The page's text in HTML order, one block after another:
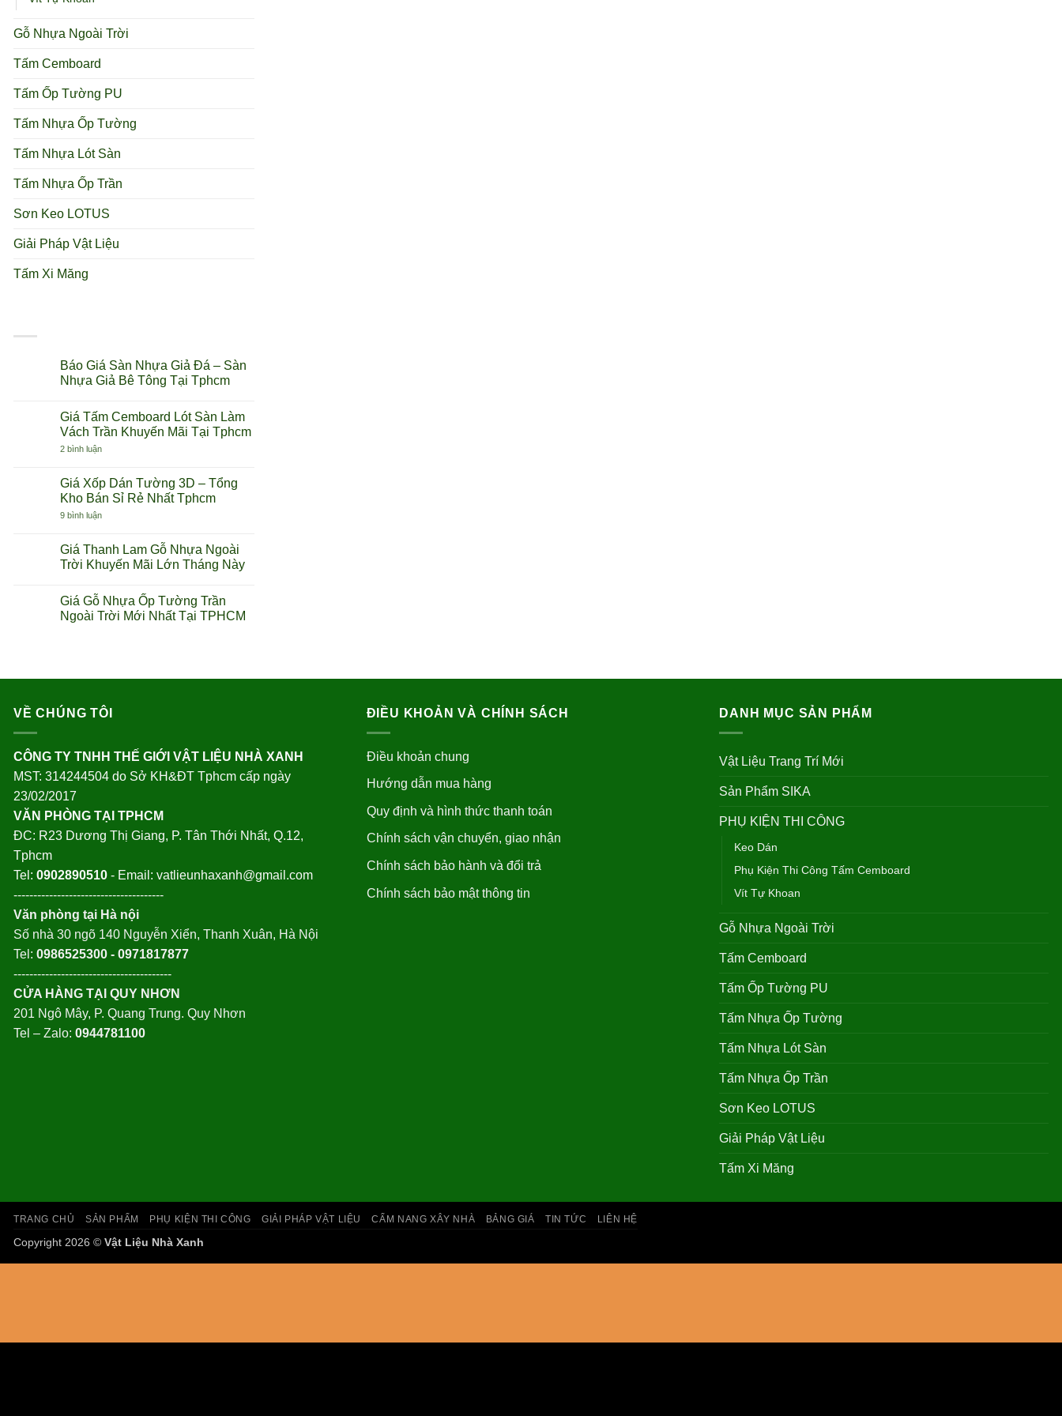
Gỗ Nhựa Ngoài Trời
Tấm Cemboard
Tấm Ốp Tường PU
Tấm Nhựa Ốp Tường
Tấm Nhựa Lót Sàn
Tấm Nhựa Ốp Trần
Sơn Keo LOTUS
Giải Pháp Vật Liệu
Tấm Xi Măng
Báo Giá Sàn Nhựa Giả Đá – Sàn
Nhựa Giả Bê Tông Tại Tphcm
bình
luận
ở
Báo
Nhựa
Giả
Đá
Sàn
Bê
Tông
Tại
Giá Tấm Cemboard Lót Sàn Làm
Vách Trần Khuyến Mãi Tại Tphcm
2 bình luậnở
Cemboard
Lót
Sàn
Vách
Mãi
Tại
Tphcm
Giá Xốp Dán Tường 3D – Tổng
Kho Bán Sỉ Rẻ Nhất Tphcm
9 bình luậnở
Dán
Tường
3D
Kho
Bán
Sỉ
Giá Thanh Lam Gỗ Nhựa Ngoài
Trời Khuyến Mãi Lớn Tháng Này
bình
luận
ở
Khuyến
Mãi
Giá Gỗ Nhựa Ốp Tường Trần
Ngoài Trời Mới Nhất Tại TPHCM
Nhựa
Ốp
Trời
Nhất
TPHCM
VỀ CHÚNG TÔI
CÔNG TY TNHH THẾ GIỚI VẬT LIỆU NHÀ XANH
MST: 314244504 do Sở KH&ĐT Tphcm cấp ngày
23/02/2017
VĂN PHÒNG TẠI TPHCM
ĐC: R23 Dương Thị Giang, P. Tân Thới Nhất, Q.12,
Tphcm
Tel: 0902890510 - Email: vatlieunhaxanh@gmail.com
--------------------------------------
Văn phòng tại Hà nội
Số nhà 30 ngõ 140 Nguyễn Xiển, Thanh Xuân, Hà Nội
Tel: 0986525300 - 0971817877
----------------------------------------
CỬA HÀNG TẠI QUY NHƠN
201 Ngô Mây, P. Quang Trung. Quy Nhơn
Tel – Zalo: 0944781100
ĐIỀU KHOẢN VÀ CHÍNH SÁCH
Điều khoản chung
Hướng dẫn mua hàng
Quy định và hình thức thanh toán
Chính sách vận chuyển, giao nhận
Chính sách bảo hành và đổi trả
Chính sách bảo mật thông tin
DANH MỤC SẢN PHẨM
Vật Liệu Trang Trí Mới
Sản Phẩm SIKA
PHỤ KIỆN THI CÔNG
Keo Dán
Phụ Kiện Thi Công Tấm Cemboard
Vít Tự Khoan
Gỗ Nhựa Ngoài Trời
Tấm Cemboard
Tấm Ốp Tường PU
Tấm Nhựa Ốp Tường
Tấm Nhựa Lót Sàn
Tấm Nhựa Ốp Trần
Sơn Keo LOTUS
Giải Pháp Vật Liệu
Tấm Xi Măng
TRANG CHỦ SẢN PHẨM PHỤ KIỆN THI CÔNG GIẢI PHÁP VẬT LIỆU CẨM NANG XÂY NHÀ BẢNG GIÁ TIN TỨC LIÊN HỆ
Copyright 2026 © Vật Liệu Nhà Xanh